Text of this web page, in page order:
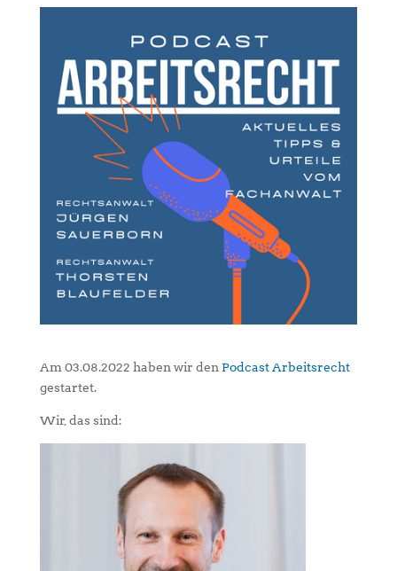
Am 03.08.2022 haben wir den Podcast Arbeitsrecht
gestartet.
Wir, das sind: